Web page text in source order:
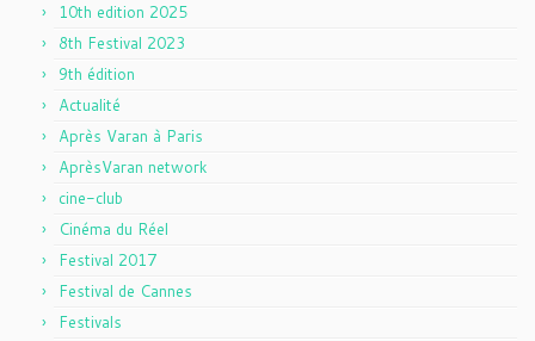
10th edition 2025
8th Festival 2023
9th édition
Actualité
Après Varan à Paris
AprèsVaran network
cine-club
Cinéma du Réel
Festival 2017
Festival de Cannes
Festivals